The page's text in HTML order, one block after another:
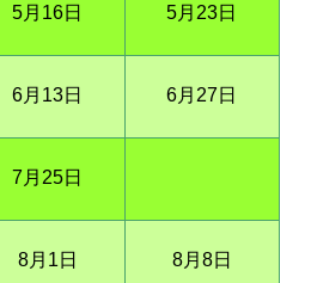
5月16日 5月23日
6月13日 6月27日
7月25日
8月1日 8月8日